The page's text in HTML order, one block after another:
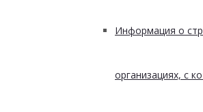
Информация о
организациях, с